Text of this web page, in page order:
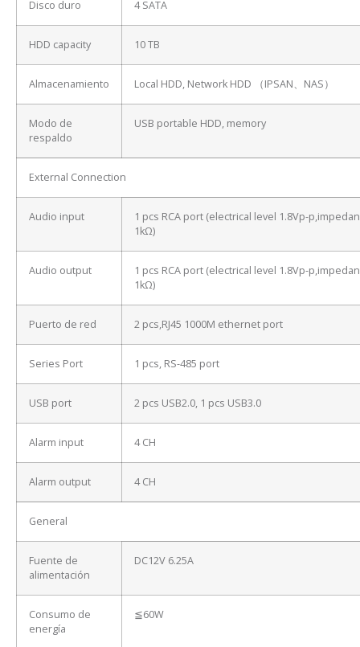
Disco duro 4 SATA
HDD capacity 10 TB
Almacenamiento Local HDD, Network HDD （IPSAN、NAS）
Modo de
respaldo
USB portable HDD, memory
External Connection
Audio input
1 pcs RCA port (electrical level 1.8Vp-
1kΩ)
Audio output
1 pcs RCA port (electrical level 1.8Vp-
1kΩ)
Puerto de red 2 pcs,RJ45 1000M ethernet port
Series Port 1 pcs, RS-485 port
USB port 2 pcs USB2.0, 1 pcs USB3.0
Alarm input 4 CH
Alarm output 4 CH
General
Fuente de
alimentación
DC12V 6.25A
Consumo de
energía
≦60W